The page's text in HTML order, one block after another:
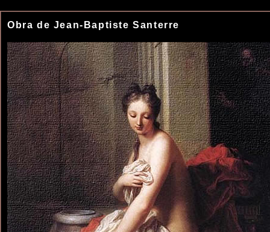
Obra de Jean-Baptiste Santerre